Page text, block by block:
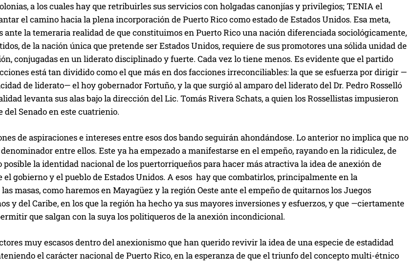
a los cuales hay que retribuirles sus servicios con holgadas canonjías y privilegios; TENIA el
el camino hacia la plena incorporación de Puerto Rico como estado de Estados Unidos. Esa meta,
ante la temeraria realidad de que constituimos en Puerto Rico una nación diferenciada sociológicamente,
de la nación única que pretende ser Estados Unidos, requiere de sus promotores una sólida unidad de
conjugadas en un liderato disciplinado y fuerte. Cada vez lo tiene menos. Es evidente que el partido
está tan dividido como el que más en dos facciones irreconciliables: la que se esfuerza por dirigir —
de liderato— el hoy gobernador Fortuño, y la que surgió al amparo del liderato del Dr. Pedro Rosselló
levanta sus alas bajo la dirección del Lic. Tomás Rivera Schats, a quien los Rossellistas impusieron
del Senado en este cuatrienio.
de aspiraciones e intereses entre esos dos bando seguirán ahondándose. Lo anterior no implica que no
entre ellos. Este ya ha empezado a manifestarse en el empeño, rayando en la ridiculez, de
posible la identidad nacional de los puertorriqueños para hacer más atractiva la idea de anexión de
el gobierno y el pueblo de Estados Unidos. A esos hay que combatirlos, principalmente en la
masas, como haremos en Mayagüez y la región Oeste ante el empeño de quitarnos los Juegos
y del Caribe, en los que la región ha hecho ya sus mayores inversiones y esfuerzos, y que —ciertamente
que salgan con la suya los politiqueros de la anexión incondicional.
muy escasos dentro del anexionismo que han querido revivir la idea de una especie de estadidad
el carácter nacional de Puerto Rico, en la esperanza de que el triunfo del concepto multi-étnico